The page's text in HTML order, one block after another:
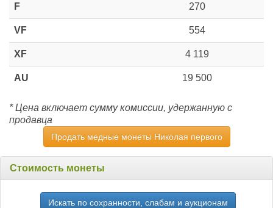
F 270
VF 554
XF 4 119
AU 19 500
* Цена включает сумму комиссии, удержанную с
продавца
Продать медные монеты Николая первого
Стоимость монеты
Искать по сохранности, слабам и аукционам